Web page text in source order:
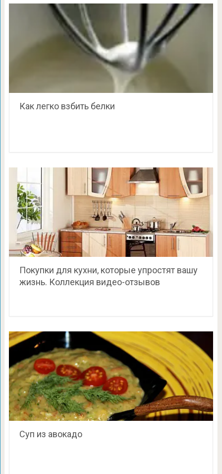
Как легко взбить белки
Покупки для кухни, которые упростят вашу
жизнь. Коллекция видео-отзывов
Суп из авокадо